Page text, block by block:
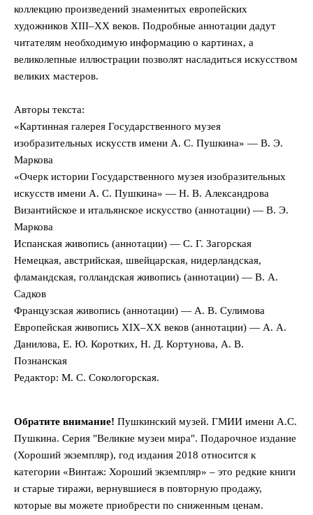
коллекцию произведений знаменитых европейских
художников XIII–XX веков. Подробные аннотации дадут
читателям необходимую информацию о картинах, а
великолепные иллюстрации позволят насладиться искусством
великих мастеров.
Авторы текста:
«Картинная галерея Государственного музея
изобразительных искусств имени А. С. Пушкина» — В. Э.
Маркова
«Очерк истории Государственного музея изобразительных
искусств имени А. С. Пушкина» — Н. В. Александрова
Византийское и итальянское искусство (аннотации) — В. Э.
Маркова
Испанская живопись (аннотации) — С. Г. Загорская
Немецкая, австрийская, швейцарская, нидерландская,
фламандская, голландская живопись (аннотации) — В. А.
Садков
Французская живопись (аннотации) — А. В. Сулимова
Европейская живопись XIX–XX веков (аннотации) — А. А.
Данилова, Е. Ю. Коротких, Н. Д. Кортунова, А. В.
Познанская
Редактор: М. С. Сокологорская.
Обратите внимание! Пушкинский музей. ГМИИ имени А.С.
Пушкина. Серия "Великие музеи мира". Подарочное издание
(Хороший экземпляр), год издания 2018 относится к
категории «Винтаж: Хороший экземпляр» – это редкие книги
и старые тиражи, вернувшиеся в повторную продажу,
которые вы можете приобрести по сниженным ценам.